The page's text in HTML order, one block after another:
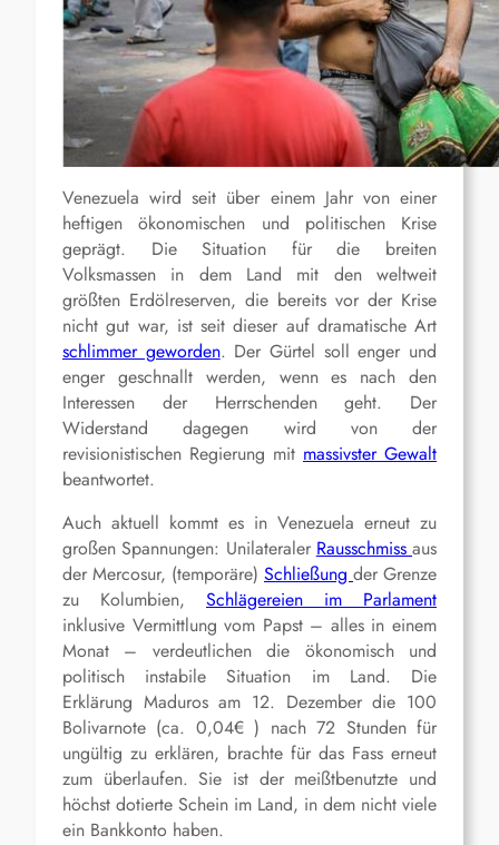
Venezuela wird seit über einem Jahr von einer
heftigen ökonomischen und politischen Krise
geprägt. Die Situation für die breiten
Volksmassen in dem Land mit den weltweit
größten Erdölreserven, die bereits vor der Krise
nicht gut war, ist seit dieser auf dramatische Art
schlimmer geworden. Der Gürtel soll enger und
enger geschnallt werden, wenn es nach den
Interessen der Herrschenden geht. Der
Widerstand dagegen wird von der
revisionistischen Regierung mit massivster Gewalt
beantwortet.
Auch aktuell kommt es in Venezuela erneut zu
großen Spannungen: Unilateraler Rausschmiss aus
der Mercosur, (temporäre) Schließung der Grenze
zu Kolumbien, Schlägereien im Parlament
inklusive Vermittlung vom Papst – alles in einem
Monat – verdeutlichen die ökonomisch und
politisch instabile Situation im Land. Die
Erklärung Maduros am 12. Dezember die 100
Bolivarnote (ca. 0,04€ ) nach 72 Stunden für
ungültig zu erklären, brachte für das Fass erneut
zum überlaufen. Sie ist der meißtbenutzte und
höchst dotierte Schein im Land, in dem nicht viele
ein Bankkonto haben.